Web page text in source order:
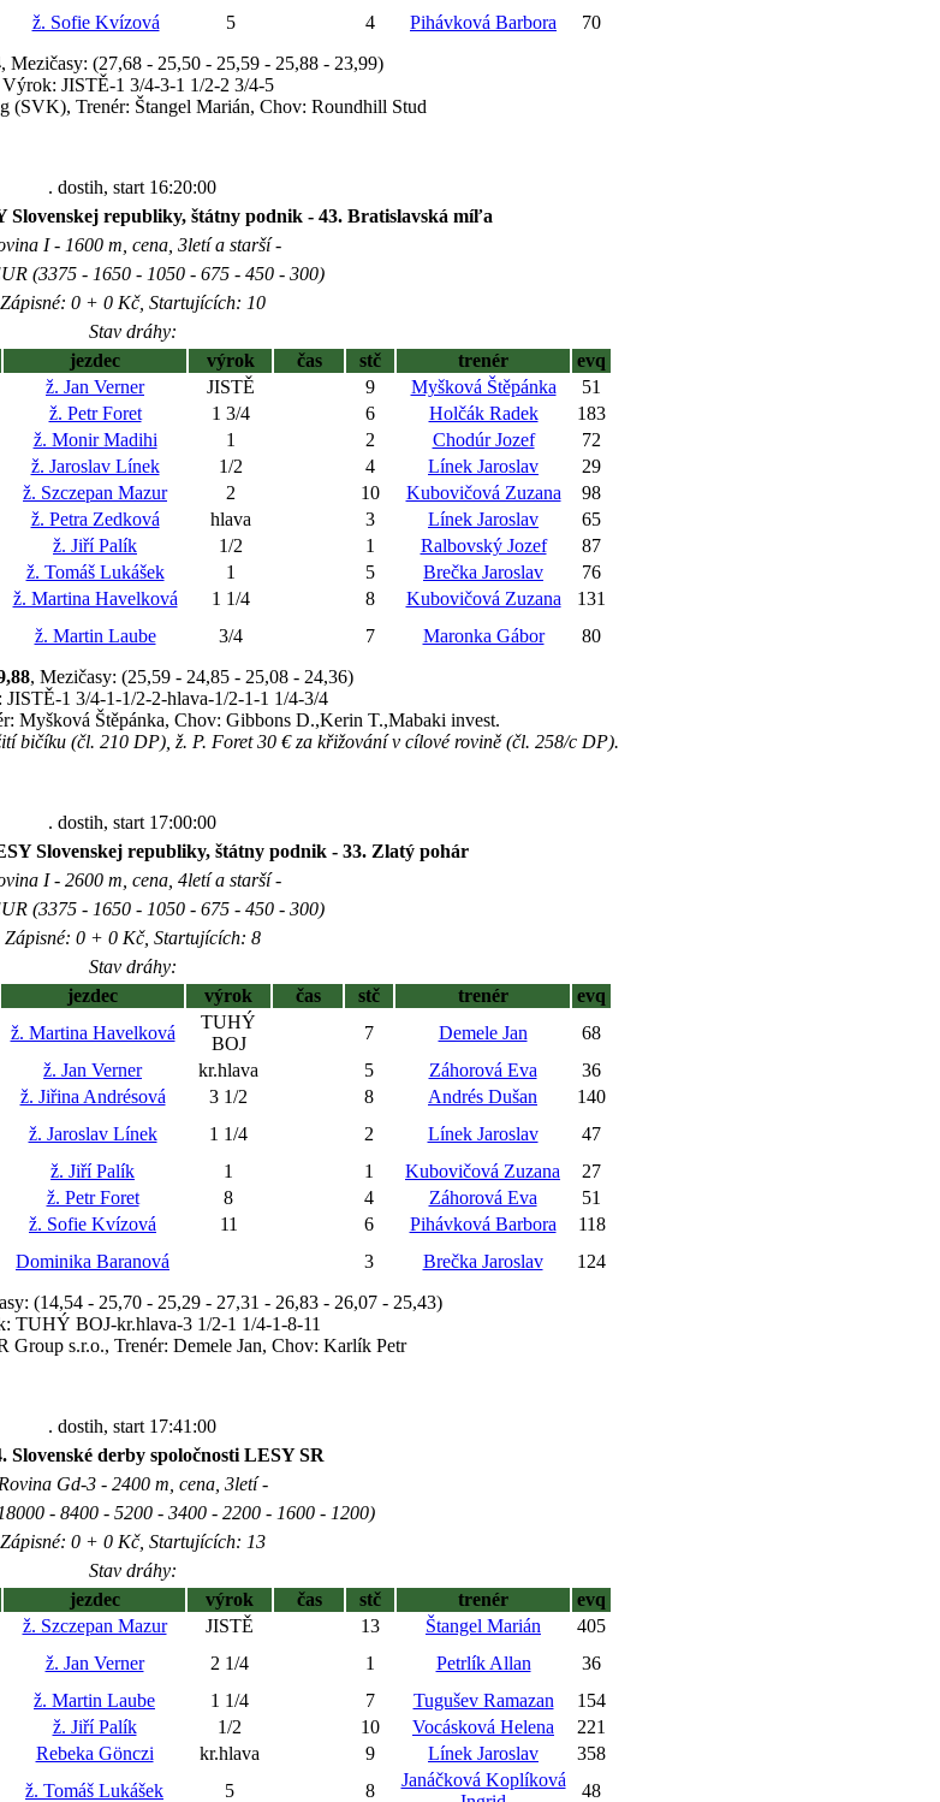
ž. Sofie Kvízová 5 4 Pihávková Barbora
70
, Mezičasy: (27,68 - 25,50 - 25,59 - 25,88 - 23,99)
Výrok: JISTĚ-1 3/4-3-1 1/2-2 3/4-5
(SVK), Trenér: Štangel Marián, Chov: Roundhill Stud
. dostih, start 16:20:00
Slovenskej republiky, štátny podnik - 43. Bratislavská míľa
I - 1600 m, cena, 3letí a starší -
(3375 - 1650 - 1050 - 675 - 450 - 300)
Zápisné: 0 + 0 Kč, Startujících: 10
Stav dráhy:
jezdec výrok čas stč trenér
evq
ž. Jan Verner JISTĚ 9 Myšková Štěpánka
51
ž. Petr Foret 1 3/4 6 Holčák Radek
183
ž. Monir Madihi 1 2 Chodúr Jozef
72
ž. Jaroslav Línek 1/2 4 Línek Jaroslav
29
ž. Szczepan Mazur 2 10 Kubovičová Zuzana
98
ž. Petra Zedková hlava 3 Línek Jaroslav
65
ž. Jiří Palík 1/2 1 Ralbovský Jozef
87
ž. Tomáš Lukášek 1 5 Brečka Jaroslav
76
ž. Martina Havelková 1 1/4 8 Kubovičová Zuzana
131
ž. Martin Laube 3/4 7 Maronka Gábor
80
, Mezičasy: (25,59 - 24,85 - 25,08 - 24,36)
1 3/4-1-1/2-2-hlava-1/2-1-1 1/4-3/4
Myšková Štěpánka, Chov: Gibbons D.,Kerin T.,Mabaki invest.
bičíku (čl. 210 DP), ž. P. Foret 30 € za křižování v cílové rovině (čl. 258/c DP).
. dostih, start 17:00:00
Slovenskej republiky, štátny podnik - 33. Zlatý pohár
I - 2600 m, cena, 4letí a starší -
(3375 - 1650 - 1050 - 675 - 450 - 300)
Zápisné: 0 + 0 Kč, Startujících: 8
Stav dráhy:
jezdec výrok čas stč trenér
evq
ž. Martina Havelková
TUHÝ
BOJ
7 Demele Jan
68
ž. Jan Verner kr.hlava 5 Záhorová Eva
36
ž. Jiřina Andrésová 3 1/2 8 Andrés Dušan
140
ž. Jaroslav Línek 1 1/4 2 Línek Jaroslav
47
ž. Jiří Palík 1 1 Kubovičová Zuzana
27
ž. Petr Foret 8 4 Záhorová Eva
51
ž. Sofie Kvízová 11 6 Pihávková Barbora
118
Dominika Baranová 3 Brečka Jaroslav
124
(14,54 - 25,70 - 25,29 - 27,31 - 26,83 - 26,07 - 25,43)
TUHÝ BOJ-kr.hlava-3 1/2-1 1/4-1-8-11
Group s.r.o., Trenér: Demele Jan, Chov: Karlík Petr
. dostih, start 17:41:00
Slovenské derby spoločnosti LESY SR
Rovina Gd-3 - 2400 m, cena, 3letí -
- 8400 - 5200 - 3400 - 2200 - 1600 - 1200)
Zápisné: 0 + 0 Kč, Startujících: 13
Stav dráhy:
jezdec výrok čas stč trenér
evq
ž. Szczepan Mazur JISTĚ 13 Štangel Marián
405
ž. Jan Verner 2 1/4 1 Petrlík Allan
36
ž. Martin Laube 1 1/4 7 Tugušev Ramazan
154
ž. Jiří Palík 1/2 10 Vocásková Helena
221
Rebeka Gönczi kr.hlava 9 Línek Jaroslav
358
ž. Tomáš Lukášek 5 8
Janáčková Koplíková
48